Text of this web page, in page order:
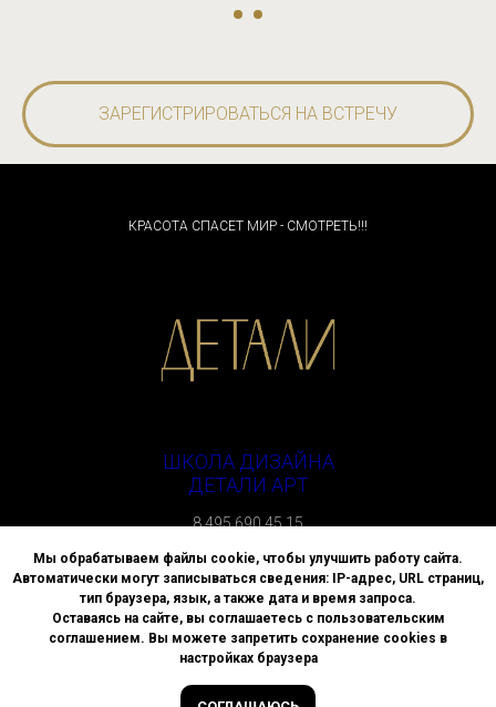
Мы обрабатываем файлы cookie, чтобы улучшить работу сайта.
Автоматически могут записываться сведения: IP-адрес, URL страниц,
тип браузера, язык, а также дата и время запроса.
Оставаясь на сайте, вы соглашаетесь с пользовательским
соглашением. Вы можете запретить сохранение cookies в
настройках браузера
ЗАРЕГИСТРИРОВАТЬСЯ НА ВСТРЕЧУ
КРАСОТА СПАСЕТ МИР - СМОТРЕТЬ!!!
ШКОЛА ДИЗАЙНА
ДЕТАЛИ АРТ
8 495 690 45 15
г. Москва, улица Спиридоновка, д. 4
Политика АНО ДПО «ВЫСШАЯ ШКОЛА ДИЗАЙНА «ДЕТАЛИ»
в отношении обработки персональных данных
© All Rights Reserved.
2024 Школа «Детали»